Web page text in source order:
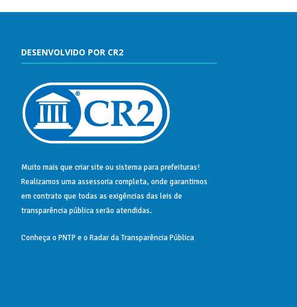
DESENVOLVIDO POR CR2
Muito mais que criar site ousistema para prefeituras!
Realizamos umaassessoriacompleta, onde garantimos
em contrato que todas as exigências das leis de
transparência públicaserão atendidas.
Conheça o PNTP e o Radar da Transparência Pública